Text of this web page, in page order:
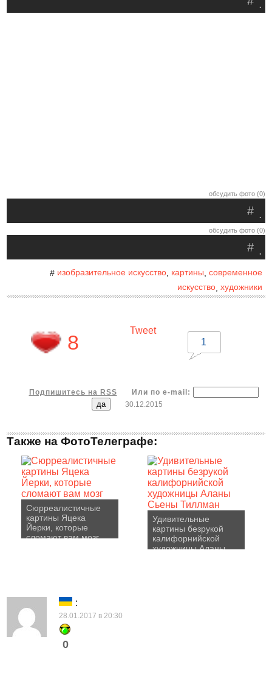
.
обсудить фото (0)
.
#
обсудить фото (0)
.
#
# изобразительное искусство, картины современное
искусство, художники
8
Tweet
1
Подпишитесь на RSS
Или по e-mail:
30.12.2015
Также на ФотоТелеграфе:
Сюрреалистичные
картины Яцека
Йерки, которые
сломают вам мозг
Удивительные
картины безрукой
калифорнийской
художницы Аланы
:
28.01.2017 в 20:30
0